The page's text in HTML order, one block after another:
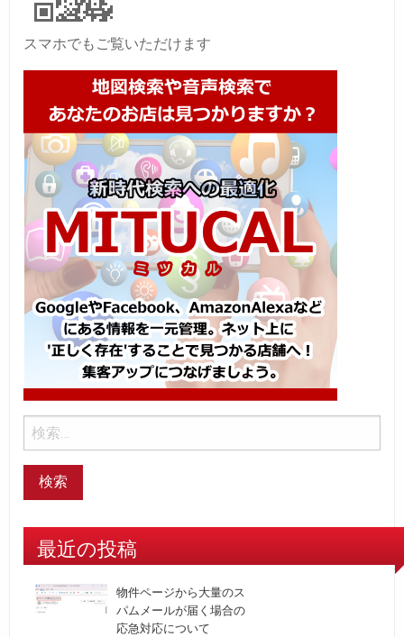
スマホでもご覧いただけます
最近の投稿
物件ページから大量のス
パムメールが届く場合の
応急対応について